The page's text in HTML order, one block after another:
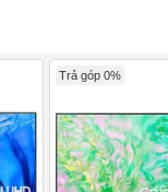
Trả góp 0%